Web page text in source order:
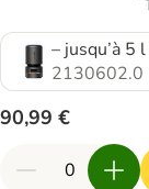
– jusqu’à 5
2130602.0
90,99 €